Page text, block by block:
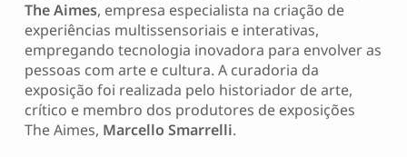
The Aimes, empresa especialista na criação de
experiências multissensoriais e interativas,
empregando tecnologia inovadora para envolver as
pessoas com arte e cultura. A curadoria da
exposição foi realizada pelo historiador de arte,
crítico e membro dos produtores de exposições
The Aimes, Marcello Smarrelli.